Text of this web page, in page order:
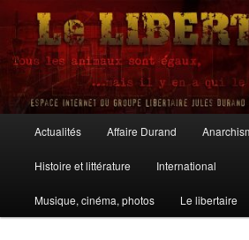
Aller
contenu
principalLe Libertaire
principal
Actualités Affaire Durand
Histoire et littérature International
Musique, cinéma, photos Le libertaire